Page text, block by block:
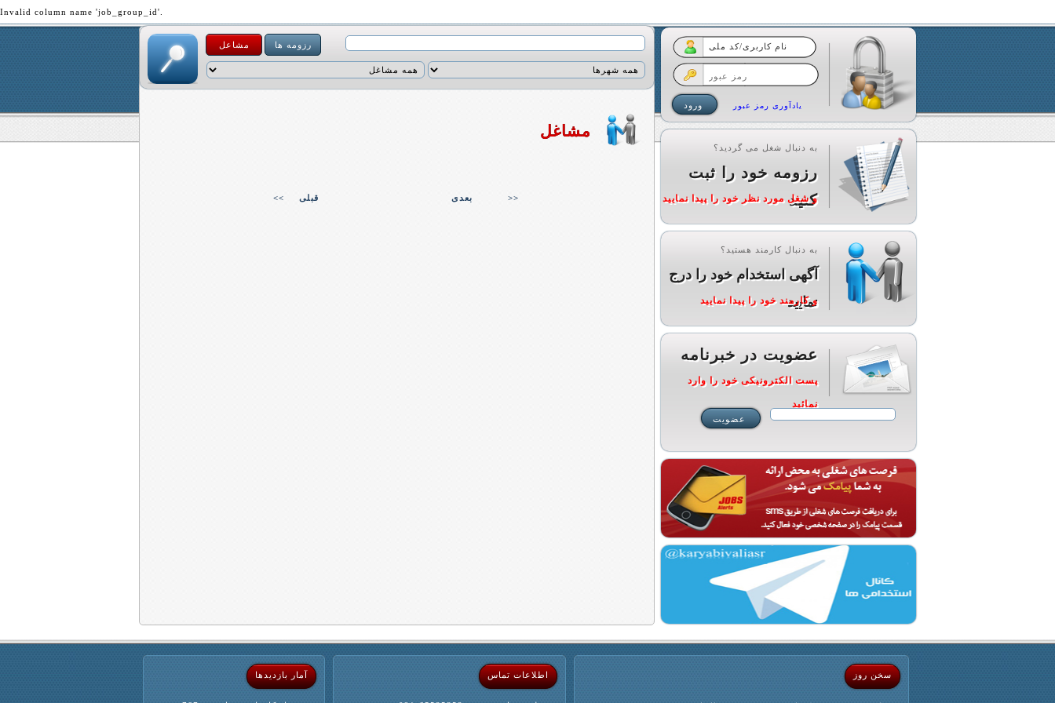
Invalid column name 'job_group_id'.
مشاعل رزومه ها
مشاغل
>> بعدی قبلی <<
یادآوری رمز عبور
به دنبال شغل می گردید؟
رزومه خود را ثبت
کنید
و شغل مورد نظر خود را پیدا نمایید
به دنبال کارمند هستید؟
آگهی استخدام خود را درج
نمایید
و کارمند خود را پیدا نمایید
عضویت در خبرنامه
پست الکترونیکی خود را وارد
نمائید
آمار بازدیدها اطلاعات تماس سخن روز